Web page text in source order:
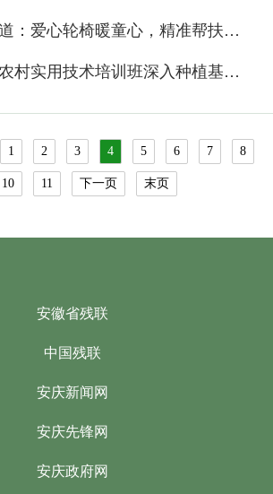
宜秀区大桥街道：爱心轮椅暖童心，精准帮扶解民忧
岳西县残疾人农村实用技术培训班深入种植基地开展现场实训
1 2 3 4 5 6 7 8
10 11 下一页 末页
安徽省残联
中国残联
安庆新闻网
安庆先锋网
安庆政府网